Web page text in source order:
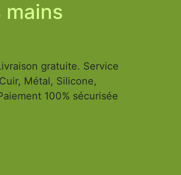
gratuite. Service
Métal, Silicone,
100% sécurisée